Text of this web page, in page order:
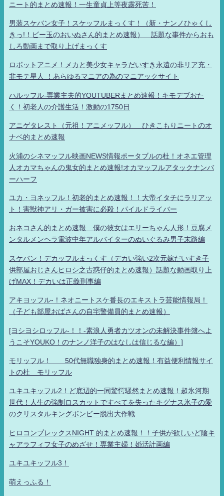
ニート的まとめ速報！一生童貞上等夜露死苦！
男装スケバン女子！スケッフルまっくす！（新・ナンノひゃくし
きっ!！ビー玉のおいぬさん的まとめ速報） 話題な事件からおも
しろ動画まで取り上げまっくす
ロボットアニメ！メカと美少女キャラだいすき永遠の非リア充・
非モテ星人 ！あらゆるマニアの為のマニアックサイト
ハルッフル-専業主夫的YOUTUBERまとめ速報！キモデブおた
く！初老人の介護生活！激動の1750日
アニゲタレスト（元祖！アニメッフル） ひきこもりニートのオ
ナベ的まとめ速報
火浦のシネマッフル映画NEWS情報ポータブルの杜！オネエ管理
人オカマちゃんの鬼女的まとめ速報!オカマッフルアタックナンバ
ーハーフ
ユカ・ヨネッフル！初老的まとめ速報！！大帝イタチにラリアッ
ト！害獣神アリ・ガー被害に必殺！パイルドライバー
おネコさん的まとめ速報 僕の彼女はエリーちゃん人形！豆腐メ
ンタルメンヘラ電波中年アルバイターのぬいぐるみ男子末路編
スケバン！デカッフルまっくす（デカい強い2次元嫁だいすき子
供部屋おじさんヒロシ之古惑仔的まとめ速報）話題な動画取り上
げMAX！デカいは正義刑事編
アキヨッフル-！ネオニートスケ番長のエキストラ芸能情報局！
（子ども部屋おばさんの自宅警備員的まとめ速報）
[ヨシヨシロッフル-！！-素浪人勇者カツオンの未解決事件簿へよ
うこそYOUKO！のナンノ洋子のはなしは信じるな編）]
モリッフル！ 50代無職独身的まとめ速報！有益便利情報サイ
トの杜 モリッフル
ユキユキッフル2！ど底辺的一同驚愕騒然まとめ速報！超氷河期
世代！人生の強制ロスカットですべてを失ったキグナス氷子の愛
のクリスタルキングボンビー脱出大作戦
ヒロコンプレックスNIGHT 的まとめ速報！！子供が欲しいど陰キ
ャアラフィフ女子のめざせ！専業主婦！婚活計画編
ユキユキッフル3！
萌えっふる！